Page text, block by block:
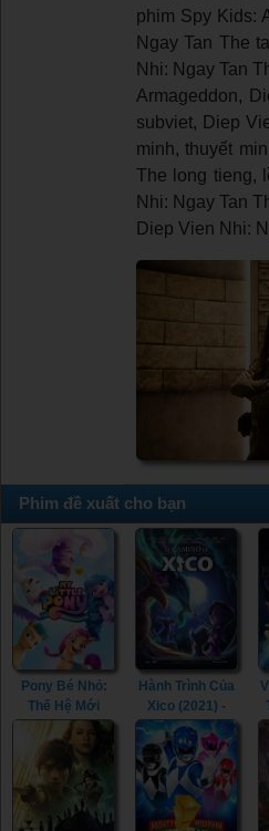
phim Spy Kids:
Ngay Tan The
Nhi: Ngay Tan
Armageddon,
subviet, Diep
minh, thuyết
The long tieng,
Nhi: Ngay Tan
Diep Vien Nhi:
Phim đề xuất cho bạn
Pony Bé Nhỏ:
Thế Hệ Mới
(2021) - My
Little Pony: A
New Generation
(2021)
Hành Trình Của
Xico (2021) -
Xico's Journey
(2021)